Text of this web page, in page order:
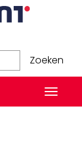
Zoeken